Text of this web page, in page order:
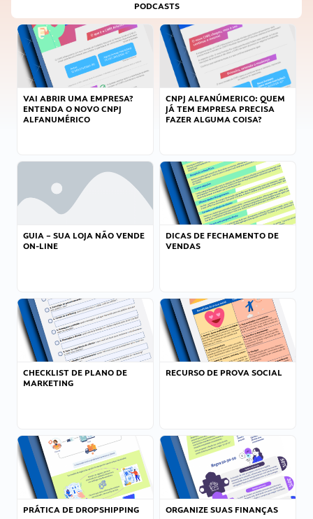
PODCASTS
VAI ABRIR UMA EMPRESA?
ENTENDA O NOVO CNPJ
ALFANUMÉRICO
CNPJ ALFANÚMERICO: QUEM
JÁ TEM EMPRESA PRECISA
FAZER ALGUMA COISA?
GUIA – SUA LOJA NÃO VENDE
ON-LINE
DICAS DE FECHAMENTO DE
VENDAS
CHECKLIST DE PLANO DE
MARKETING
RECURSO DE PROVA SOCIAL
PRÁTICA DE DROPSHIPPING ORGANIZE SUAS FINANÇAS